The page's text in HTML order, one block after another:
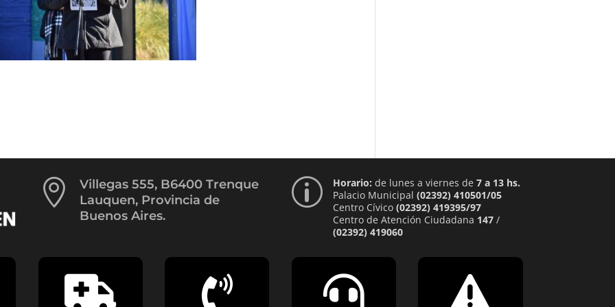

Villegas 555, B6400 Trenque
Lauquen, Provincia de
Buenos Aires.
p Horario: de lunes a viernes de 7 a 13 hs.
Palacio Municipal (02392) 410501/05
Centro Cívico (02392) 419395/97
Centro de Atención Ciudadana 147/
(02392) 419060
   